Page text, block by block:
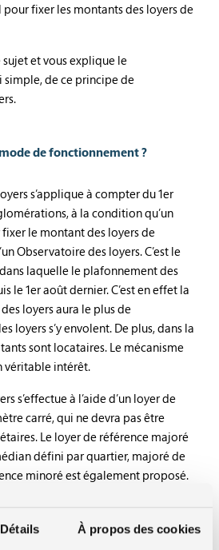
Détails À propos des cookies
fixer les montants des loyers de
et vous explique le
de ce principe de
de fonctionnement ?
s’applique à compter du 1er
à la condition qu’un
le montant des loyers de
Observatoire des loyers. C’est le
laquelle le plafonnement des
le 1er août dernier. C’est en effet la
loyers aura le plus de
loyers s’y envolent. De plus, dans la
sont locataires. Le mécanisme
véritable intérêt.
s’effectue à l’aide d’un loyer de
carré, qui ne devra pas être
Le loyer de référence majoré
défini par quartier, majoré de
minoré est également proposé.
ville en 80 quartiers, regroupés en